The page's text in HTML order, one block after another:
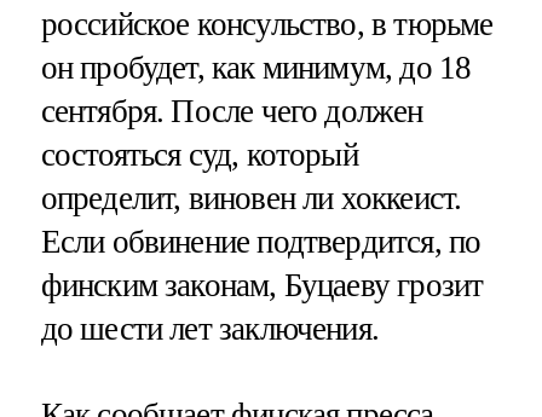
российское консульство, в тюрьме
он пробудет, как минимум, до 18
сентября. После чего должен
состояться суд, который
определит, виновен ли хоккеист.
Если обвинение подтвердится, по
финским законам, Буцаеву грозит
до шести лет заключения.